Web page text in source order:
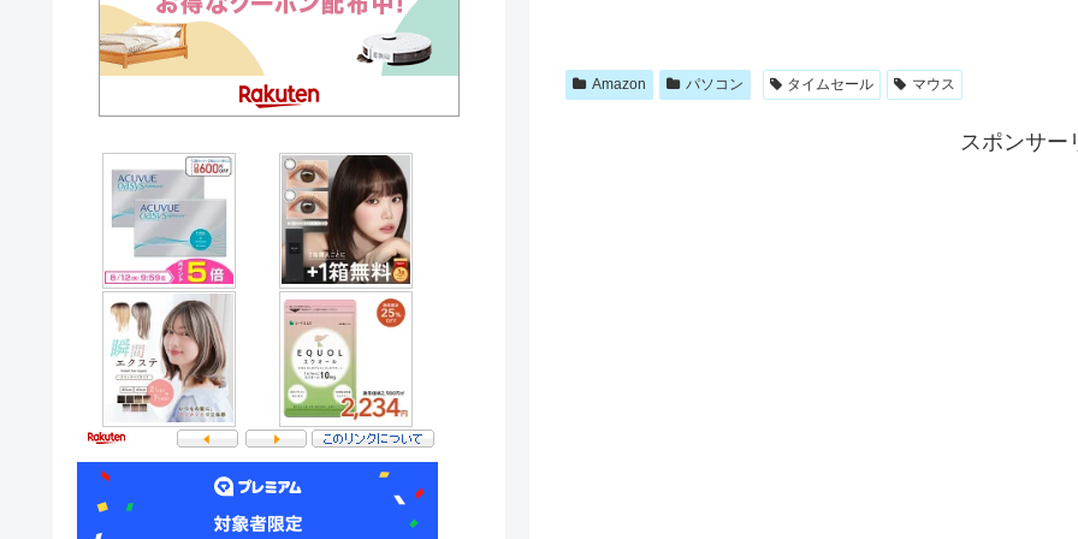
Amazon パソコン タイムセール マウス
スポンサー